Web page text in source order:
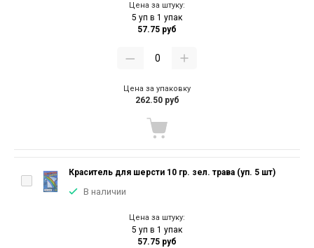
Цена за штуку:
5 уп в 1 упак
57.75 руб
Цена за упаковку
262.50 руб
Краситель для шерсти 10 гр. зел. трава (уп. 5 шт)
В наличии
Цена за штуку:
5 уп в 1 упак
57.75 руб